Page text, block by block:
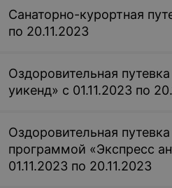
двухместный номер
«Люкс»
Цена по запросу
Корпус «Лесной»
Санаторно-курортная
по 20.11.2023
Оздоровительная
уикенд» с 01.11.2023 по
Оздоровительная
программой «Экспресс
01.11.2023 по 20.11.2023